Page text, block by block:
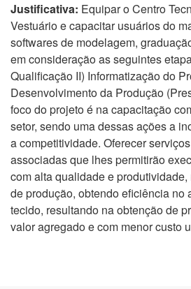
Justificativa: Equipar o Centro
Vestuário e capacitar usuários do
softwares de modelagem,
em consideração as seguintes
Qualificação II) Informatização do
Desenvolvimento da Produção
foco do projeto é na capacitação
setor, sendo uma dessas ações a
a competitividade. Oferecer
associadas que lhes permitirão
com alta qualidade e
de produção, obtendo eficiência no
tecido, resultando na obtenção de
valor agregado e com menor custo